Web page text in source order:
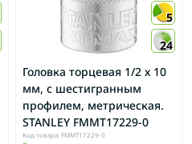
5
24
Головка торцевая 1/2 х 10
мм, с шестигранным
профилем, метрическая.
STANLEY FMMT17229-0
Код товара: FMMT17229-0